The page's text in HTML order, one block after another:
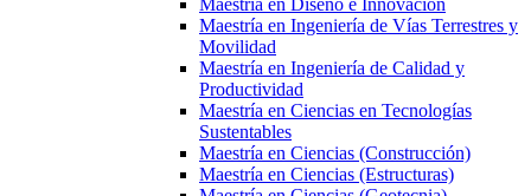
Maestría en Diseño e Innovación
Maestría en Ingeniería de Vías Terrestres y
Movilidad
Maestría en Ingeniería de Calidad y
Productividad
Maestría en Ciencias en Tecnologías
Sustentables
Maestría en Ciencias (Construcción)
Maestría en Ciencias (Estructuras)